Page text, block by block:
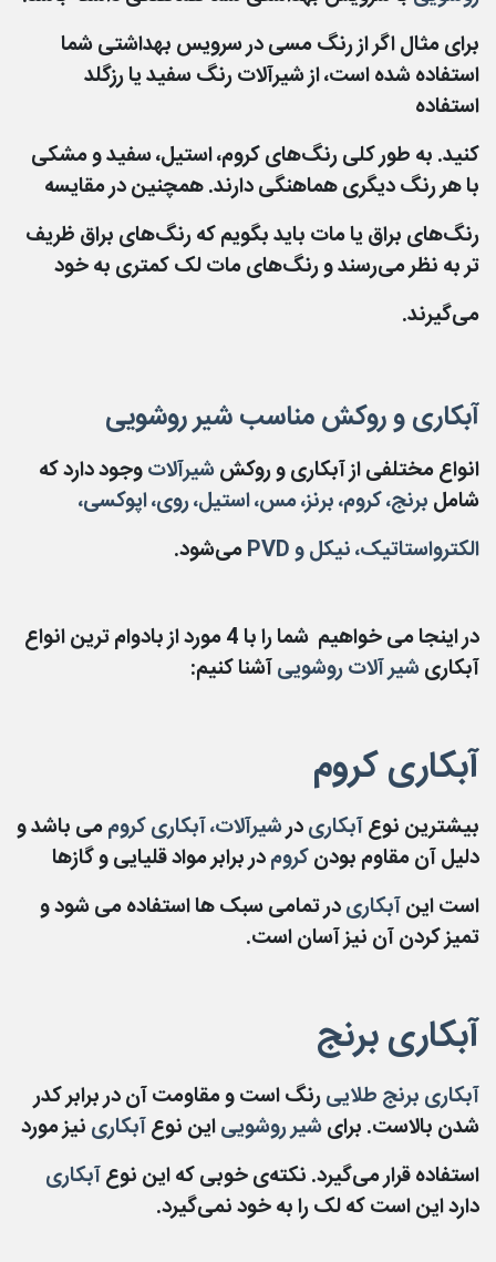
برای مثال اگر از رنگ مسی در سرویس بهداشتی شما
استفاده شده‌ است، از شیرآلات رنگ سفید یا رزگلد
استفاده
کنید. به طور کلی رنگ‌های کروم، استیل، سفید و مشکی
با هر رنگ دیگری هماهنگی دارند. همچنین در مقایسه
رنگ‌های براق یا مات باید بگویم که رنگ‌های براق ظریف‌
تر به نظر می‌رسند و رنگ‌های مات لک کمتری به خود
می‌گیرند.
آبکاری و روکش مناسب شیر روشویی
انواع مختلفی از آبکاری و روکششیرآلاتوجود دارد که
شامل برنج، کروم، برنز، مس، استیل، روی، اپوکسی،
الکترواستاتیک، نیکل و PVD
می‌شود.
در اینجا می خواهیم شما را با 4 مورد از بادوام ترین انواع
آبکاریشیر آلات روشوییآشنا کنیم:
آبکاری کروم
بیشترین نوعآبکاریدرشیرآلات، آبکاری کروممی باشد و
دلیل آن مقاوم بودنکرومدر برابر مواد قلیایی و گازها
است اینآبکاریدر تمامی سبک ها استفاده می شود و
تمیز کردن آن نیز آسان است.
آبکاری برنج
آبکاری برنج طلاییرنگ است و مقاومت آن در برابر کدر
شدن بالاست. برایشیر روشوییاین نوعآبکاری نیز مورد
استفاده قرار می‌گیرد. نکته‌ی خوبی که این نوعآبکاری
دارد این است که لک را به خود نمی‌گیرد.